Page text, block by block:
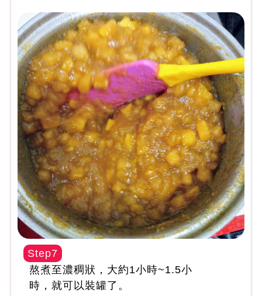
Step7
熬煮至濃稠狀，大約1小時~1.5小
時，就可以裝罐了。